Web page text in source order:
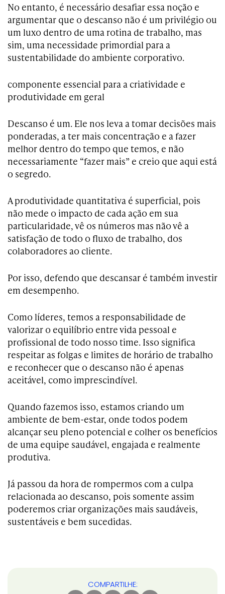
No entanto, é necessário desafiar essa noção e
argumentar que o descanso não é um privilégio ou
um luxo dentro de uma rotina de trabalho, mas
sim, uma necessidade primordial para a
sustentabilidade do ambiente corporativo.
componente essencial para a criatividade e
produtividade em geral
Descanso é um. Ele nos leva a tomar decisões mais
ponderadas, a ter mais concentração e a fazer
melhor dentro do tempo que temos, e não
necessariamente “fazer mais” e creio que aqui está
o segredo.
A produtividade quantitativa é superficial, pois
não mede o impacto de cada ação em sua
particularidade, vê os números mas não vê a
satisfação de todo o fluxo de trabalho, dos
colaboradores ao cliente.
Por isso, defendo que descansar é também investir
em desempenho.
Como líderes, temos a responsabilidade de
valorizar o equilíbrio entre vida pessoal e
profissional de todo nosso time. Isso significa
respeitar as folgas e limites de horário de trabalho
e reconhecer que o descanso não é apenas
aceitável, como imprescindível.
Quando fazemos isso, estamos criando um
ambiente de bem-estar, onde todos podem
alcançar seu pleno potencial e colher os benefícios
de uma equipe saudável, engajada e realmente
produtiva.
Já passou da hora de rompermos com a culpa
relacionada ao descanso, pois somente assim
poderemos criar organizações mais saudáveis,
sustentáveis e bem sucedidas.
COMPARTILHE: